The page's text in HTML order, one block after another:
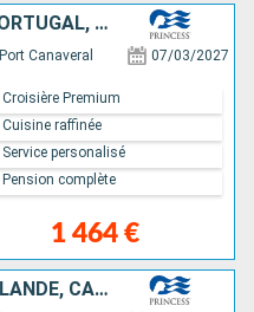
ÉTATS-UNIS, HONDURAS, PORTUGAL, MAROC, ESPAGNE, ROYAUME-UNI
Port Canaveral 07/03/2027
1 464 €
Croisière Premium
Cuisine raffinée
Service personalisé
Pension complète
ROYAUME-UNI, NORVÈGE, ISLANDE, CANADA, ÉTATS-UNIS